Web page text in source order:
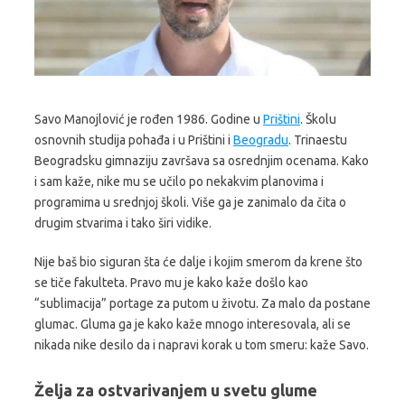
Savo Manojlović je rođen 1986. Godine u Prištini. Školu
osnovnih studija pohađa i u Prištini i Beogradu. Trinaestu
Beogradsku gimnaziju završava sa osrednjim ocenama. Kako
i sam kaže, nike mu se učilo po nekakvim planovima i
programima u srednjoj školi. Više ga je zanimalo da čita o
drugim stvarima i tako širi vidike.
Nije baš bio siguran šta će dalje i kojim smerom da krene što
se tiče fakulteta. Pravo mu je kako kaže došlo kao
“sublimacija” portage za putom u životu. Za malo da postane
glumac. Gluma ga je kako kaže mnogo interesovala, ali se
nikada nike desilo da i napravi korak u tom smeru: kaže Savo.
Želja za ostvarivanjem u svetu glume